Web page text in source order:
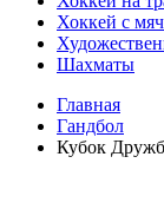
Хоккей с
Шахматы
Главная
Гандбол
Кубок